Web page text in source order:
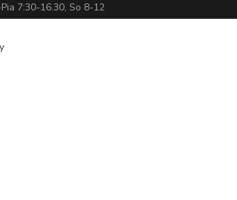
7:30-16.30, So 8-12